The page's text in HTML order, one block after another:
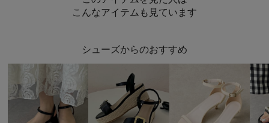
こんなアイテムも見ています
シューズからのおすすめ